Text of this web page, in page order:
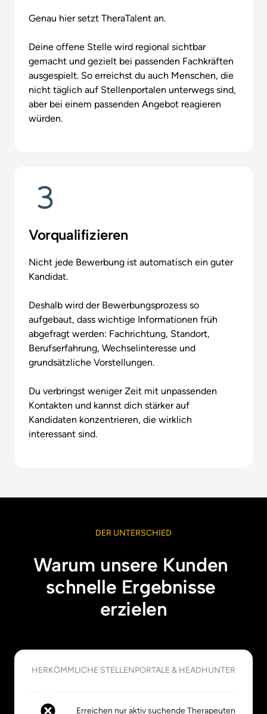
Genau hier setzt TheraTalent an.
Deine offene Stelle wird regional sichtbar
gemacht und gezielt bei passenden Fachkräften
ausgespielt. So erreichst du auch Menschen, die
nicht täglich auf Stellenportalen unterwegs sind,
aber bei einem passenden Angebot reagieren
würden.
Vorqualifizieren
Nicht jede Bewerbung ist automatisch ein guter
Kandidat.
Deshalb wird der Bewerbungsprozess so
aufgebaut, dass wichtige Informationen früh
abgefragt werden: Fachrichtung, Standort,
Berufserfahrung, Wechselinteresse und
grundsätzliche Vorstellungen.
Du verbringst weniger Zeit mit unpassenden
Kontakten und kannst dich stärker auf
Kandidaten konzentrieren, die wirklich
interessant sind.
DER UNTERSCHIED
Warum unsere Kunden
schnelle Ergebnisse
erzielen
HERKÖMMLICHE STELLENPORTALE & HEADHUNTER
Erreichen nur aktiv suchende Therapeuten